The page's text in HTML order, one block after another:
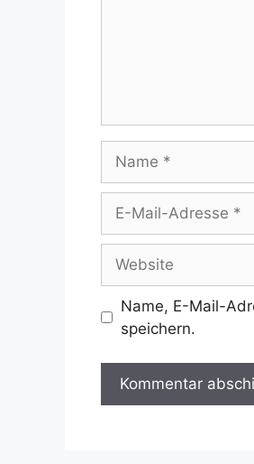
Mail-
Adresse
Name, E-Mail-
speichern.